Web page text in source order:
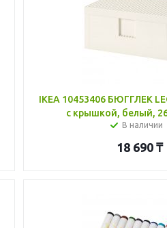
IKEA 10453406 БЮГГЛЕК
с крышкой, белый,
В наличии
18 690 ₸